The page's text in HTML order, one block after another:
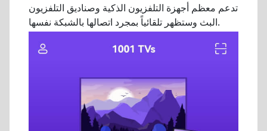
تدعم معظم أجهزة التلفزيون الذكية وصناديق التلفزيون
البث وستظهر تلقائياً بمجرد اتصالها بالشبكة نفسها.